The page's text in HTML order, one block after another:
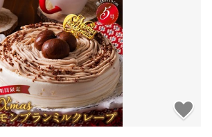
ラン ケーキ ミルクレープ スイーツ 5号 ケーキ クリス
マス シュシュクレープ 和食のたまご 濃厚クリーム マ
ロンクリーム 渋皮煮 デザート ホール ギフト 冷凍 お取
り寄せ 久留米市 送料無料_Dw035 〔Dw035〕